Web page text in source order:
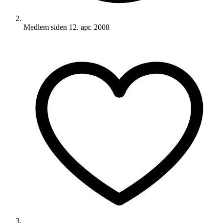
Medlem siden 12. apr. 2008